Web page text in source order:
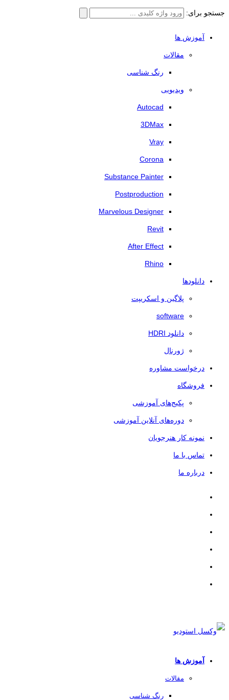
جستجو برای:
آموزش ها
مقالات
رنگ شناسی
ویدیویی
Autocad
3DMax
Vray
Corona
Substance Painter
Postproduction
Marvelous Designer
Revit
After Effect
Rhino
دانلودها
پلاگین و اسکریپت
software
دانلود HDRI
ژورنال
درخواست مشاوره
فروشگاه
پکیج‌های آموزشی
دوره‌های آنلاین آموزشی
نمونه کار هنرجویان
تماس با ما
درباره ما
آموزش ها
مقالات
رنگ شناسی